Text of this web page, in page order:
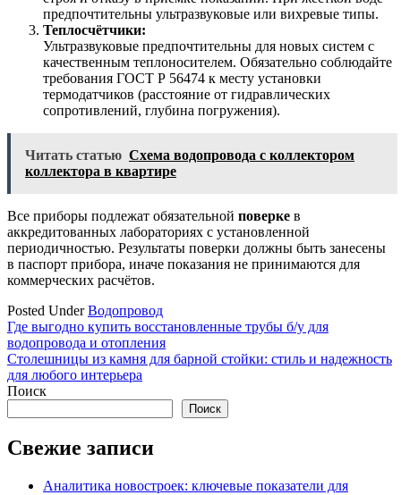
предпочтительны ультразвуковые или вихревые типы.
Теплосчётчики:
Ультразвуковые предпочтительны для новых систем с
качественным теплоносителем. Обязательно соблюдайте
требования ГОСТ Р 56474 к месту установки
термодатчиков (расстояние от гидравлических
сопротивлений, глубина погружения).
Читать статью Схема водопровода с коллектором
коллектора в квартире
Все приборы подлежат обязательной поверке в
аккредитованных лабораториях с установленной
периодичностью. Результаты поверки должны быть занесены
в паспорт прибора, иначе показания не принимаются для
коммерческих расчётов.
Posted UnderВодопровод
Навигация
по
записям
Где выгодно купить восстановленные трубы б/у для
водопровода и отопления
Столешницы из камня для барной стойки: стиль и надежность
для любого интерьера
Поиск
Поиск
Свежие записи
Аналитика новостроек: ключевые показатели для